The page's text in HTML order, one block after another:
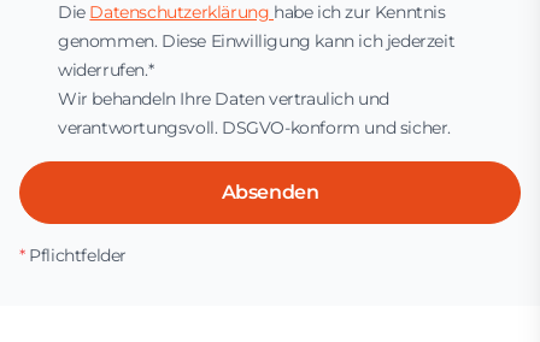
Die Datenschutzerklärung habe ich zur Kenntnis
genommen. Diese Einwilligung kann ich jederzeit
widerrufen.*
Wir behandeln Ihre Daten vertraulich und
verantwortungsvoll. DSGVO-konform und sicher.
Absenden
*Pflichtfelder